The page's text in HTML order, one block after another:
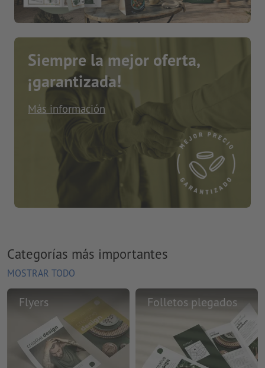
Siempre la mejor oferta,
¡garantizada!
Más información
Categorías más importantes
MOSTRAR TODO
Flyers Folletos plegados